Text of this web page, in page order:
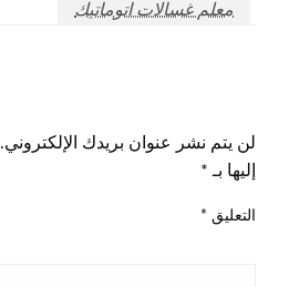
معلم غسالات اتوماتيك
لن يتم نشر عنوان بريدك الإلكتروني.
إليها بـ *
التعليق *